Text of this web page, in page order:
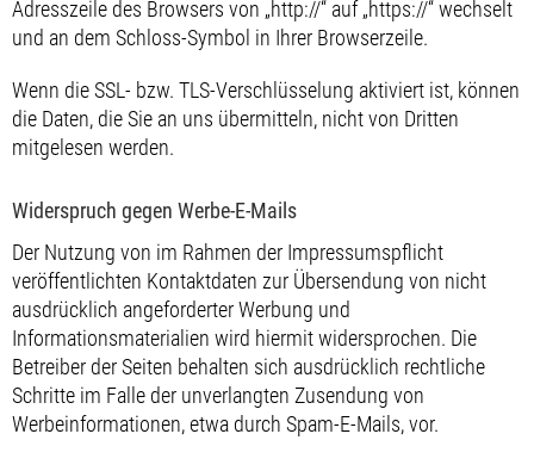
Adresszeile des Browsers von „http://“ auf „https://“ wechselt
und an dem Schloss-Symbol in Ihrer Browserzeile.
Wenn die SSL- bzw. TLS-Verschlüsselung aktiviert ist, können
die Daten, die Sie an uns übermitteln, nicht von Dritten
mitgelesen werden.
Widerspruch gegen Werbe-E-Mails
Der Nutzung von im Rahmen der Impressumspflicht
veröffentlichten Kontaktdaten zur Übersendung von nicht
ausdrücklich angeforderter Werbung und
Informationsmaterialien wird hiermit widersprochen. Die
Betreiber der Seiten behalten sich ausdrücklich rechtliche
Schritte im Falle der unverlangten Zusendung von
Werbeinformationen, etwa durch Spam-E-Mails, vor.